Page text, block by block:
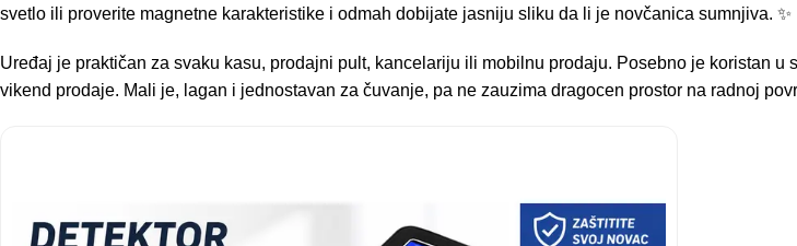
svetlo ili proverite magnetne karakteristike i odmah dobijate jasniju sliku da li je novčanica sumnjiva. ✨
Uređaj je praktičan za svaku kasu, prodajni pult, kancelariju ili mobilnu prodaju. Posebno je koristan
vikend prodaje. Mali je, lagan i jednostavan za čuvanje, pa ne zauzima dragocen prostor na radnoj